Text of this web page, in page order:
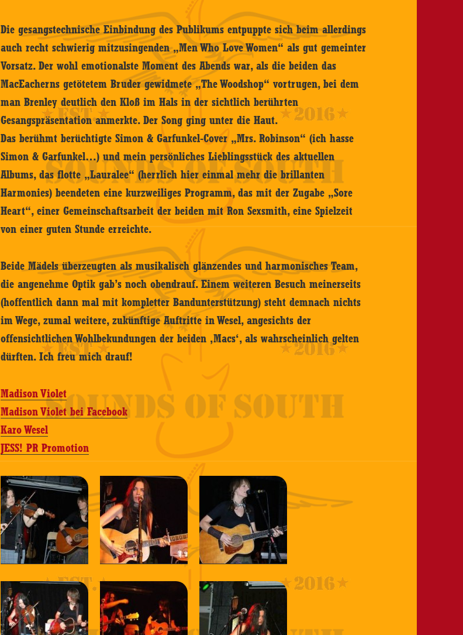
Die gesangstechnische Einbindung des Publikums entpuppte sich beim allerdings
auch recht schwierig mitzusingenden „Men Who Love Women“ als gut gemeinter
Vorsatz. Der wohl emotionalste Moment des Abends war, als die beiden das
MacEacherns getötetem Bruder gewidmete „The Woodshop“ vortrugen, bei dem
man Brenley deutlich den Kloß im Hals in der sichtlich berührten
Gesangspräsentation anmerkte. Der Song ging unter die Haut.
Das berühmt berüchtigte Simon & Garfunkel-Cover „Mrs. Robinson“ (ich hasse
Simon & Garfunkel…) und mein persönliches Lieblingsstück des aktuellen
Albums, das flotte „Lauralee“ (herrlich hier einmal mehr die brillanten
Harmonies) beendeten eine kurzweiliges Programm, das mit der Zugabe „Sore
Heart“, einer Gemeinschaftsarbeit der beiden mit Ron Sexsmith, eine Spielzeit
von einer guten Stunde erreichte.
Beide Mädels überzeugten als musikalisch glänzendes und harmonisches Team,
die angenehme Optik gab’s noch obendrauf. Einem weiteren Besuch meinerseits
(hoffentlich dann mal mit kompletter Bandunterstützung) steht demnach nichts
im Wege, zumal weitere, zukünftige Auftritte in Wesel, angesichts der
offensichtlichen Wohlbekundungen der beiden ‚Macs‘, als wahrscheinlich gelten
dürften. Ich freu mich drauf!
Madison Violet
Madison Violet bei Facebook
Karo Wesel
JESS! PR Promotion